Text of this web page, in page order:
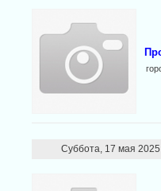
Суббота, 17 мая 2025